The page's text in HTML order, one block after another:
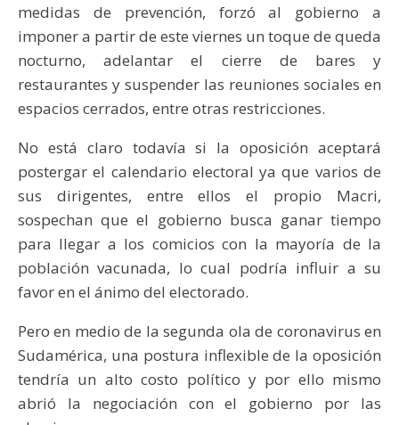
medidas de prevención, forzó al gobierno a
imponer a partir de este viernes un toque de queda
nocturno, adelantar el cierre de bares y
restaurantes y suspender las reuniones sociales en
espacios cerrados, entre otras restricciones.
No está claro todavía si la oposición aceptará
postergar el calendario electoral ya que varios de
sus dirigentes, entre ellos el propio Macri,
sospechan que el gobierno busca ganar tiempo
para llegar a los comicios con la mayoría de la
población vacunada, lo cual podría influir a su
favor en el ánimo del electorado.
Pero en medio de la segunda ola de coronavirus en
Sudamérica, una postura inflexible de la oposición
tendría un alto costo político y por ello mismo
abrió la negociación con el gobierno por las